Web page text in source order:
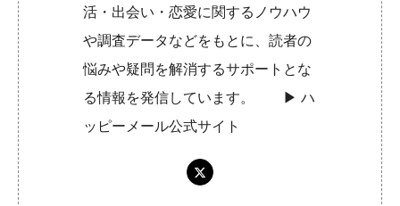
活・出会い・恋愛に関するノウハウ
や調査データなどをもとに、読者の
悩みや疑問を解消するサポートとな
る情報を発信しています。 ▶︎ハ
ッピーメール公式サイト